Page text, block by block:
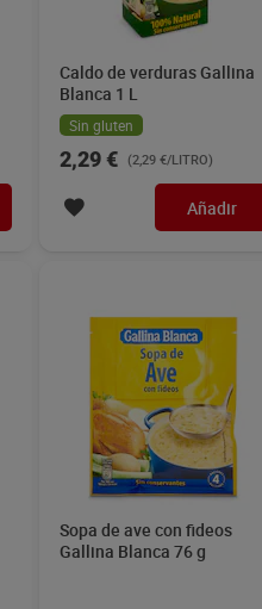
Caldo de verduras Gallina
Blanca 1 L
Sin gluten
2,29 € (2,29 €/LITRO)
Añadir
Sopa de ave con fideos
Gallina Blanca 76 g